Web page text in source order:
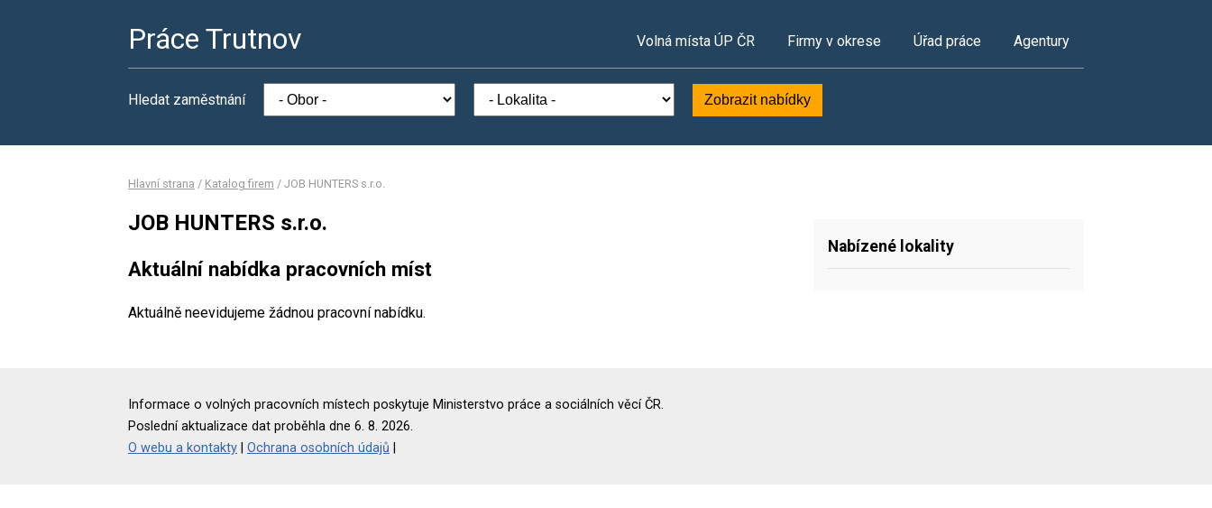
Práce Trutnov Volná místa ÚP ČR Firmy v okrese Úřad práce Agentury
Hledat zaměstnání Zobrazit nabídky
Hlavní strana / Katalog firem / JOB HUNTERS s.r.o.
JOB HUNTERS s.r.o.
Aktuální nabídka pracovních míst
Aktuálně neevidujeme žádnou pracovní nabídku.
Nabízené lokality
Informace o volných pracovních místech poskytuje Ministerstvo práce a sociálních věcí ČR.
Poslední aktualizace dat proběhla dne 6. 8. 2026.
O webu a kontakty
Ochrana osobních údajů